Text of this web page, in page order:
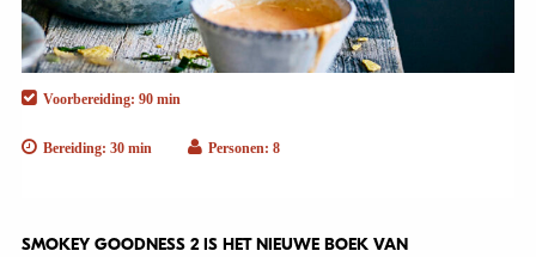
Voorbereiding: 90 min
Bereiding: 30 min Personen: 8
SMOKEY GOODNESS 2 IS HET NIEUWE BOEK VAN